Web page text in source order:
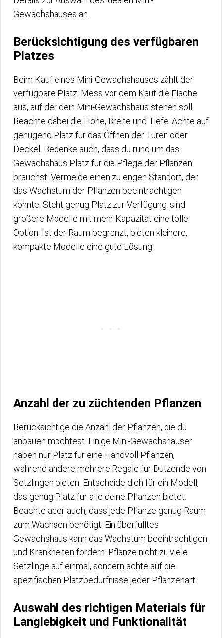
Gewächshauses an.
Berücksichtigung des verfügbaren
Platzes
Beim Kauf eines Mini-Gewächshauses zählt der
verfügbare Platz. Mess vor dem Kauf die Fläche
aus, auf der dein Mini-Gewächshaus stehen soll.
Beachte dabei die Höhe, Breite und Tiefe. Achte auf
genügend Platz für das Öffnen der Türen oder
Deckel. Bedenke auch, dass du rund um das
Gewächshaus Platz für die Pflege der Pflanzen
brauchst. Vermeide einen zu engen Standort, der
das Wachstum der Pflanzen beeinträchtigen
könnte. Steht genug Platz zur Verfügung, sind
größere Modelle mit mehr Kapazität eine tolle
Option. Ist der Raum begrenzt, bieten kleinere,
kompakte Modelle eine gute Lösung.
Anzahl der zu züchtenden Pflanzen
Berücksichtige die Anzahl der Pflanzen, die du
anbauen möchtest. Einige Mini-Gewächshäuser
haben nur Platz für eine Handvoll Pflanzen,
während andere mehrere Regale für Dutzende von
Setzlingen bieten. Entscheide dich für ein Modell,
das genug Platz für alle deine Pflanzen bietet.
Beachte aber auch, dass jede Pflanze genug Raum
zum Wachsen benötigt. Ein überfülltes
Gewächshaus kann das Wachstum beeinträchtigen
und Krankheiten fördern. Pflanze nicht zu viele
Setzlinge auf einmal, sondern achte auf die
spezifischen Platzbedürfnisse jeder Pflanzenart.
Auswahl des richtigen Materials für
Langlebigkeit und Funktionalität